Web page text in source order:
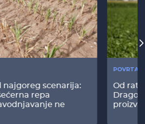
najgoreg scenarija:
repa
ne
Od